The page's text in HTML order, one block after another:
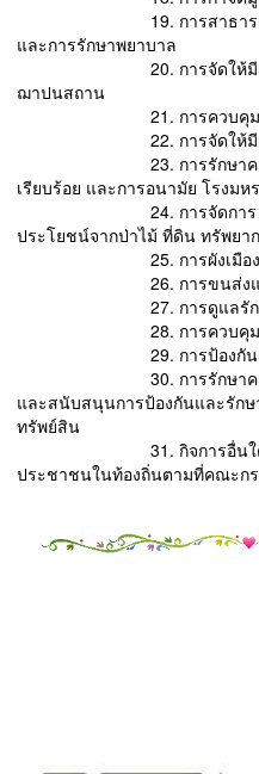
19. การสาธารณสุข ก
และการรักษาพยาบาล
20. การจัดให้มีและค
ฌาปนสถาน
21. การควบคุมการ
22. การจัดให้มีและค
23. การรักษาความปล
เรียบร้อย และการอนามัย โรงม
24. การจัดการ การบํ
ประโยชน์จากป่าไม้ ที่ดิน ทรัพย
25. การผังเมือง
26. การขนส่งและกา
27. การดูแลรักษาที่
28. การควบคุมอ
29. การป้องกันและบ
30. การรักษาความสง
และสนับสนุนการป้องกันและรัก
ทรัพย์สิน
31. กิจการอื่นใดที่เป็
ประชาชนในท้องถิ่นตามที่คณะก